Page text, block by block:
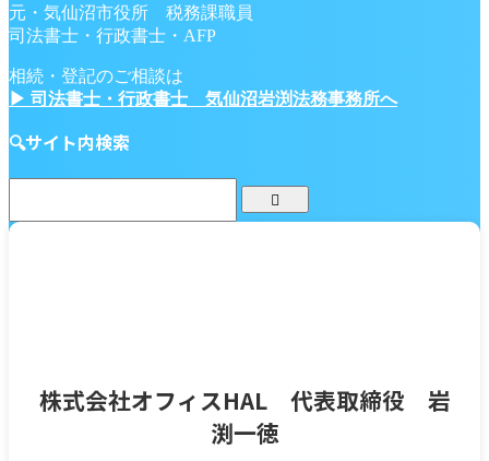
元・気仙沼市役所 税務課職員
司法書士・行政書士・AFP
相続・登記のご相談は
▶ 司法書士・行政書士 気仙沼岩渕法務事務所へ
🔍サイト内検索
株式会社オフィスHAL 代表取締役 岩
渕一徳